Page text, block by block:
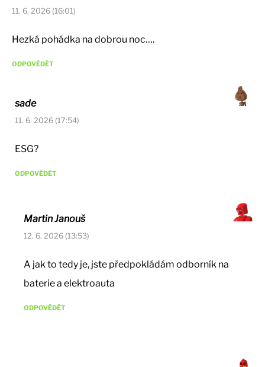
11. 6. 2026 (16:01)
Hezká pohádka na dobrou noc….
ODPOVĚDĚT
sade
11. 6. 2026 (17:54)
ESG?
ODPOVĚDĚT
Martin Janouš
12. 6. 2026 (13:53)
A jak to tedy je, jste předpokládám odborník na
baterie a elektroauta
ODPOVĚDĚT